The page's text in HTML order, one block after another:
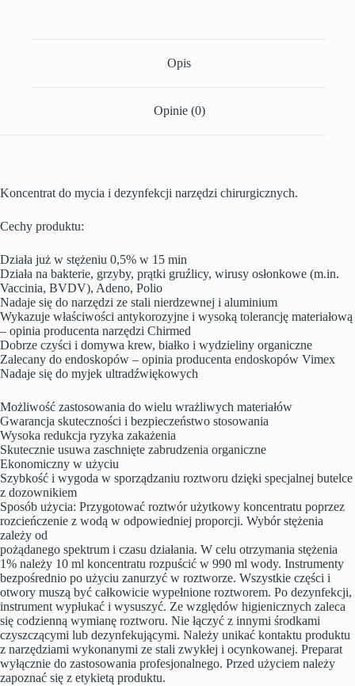
Opis
Opinie (0)
Koncentrat do mycia i dezynfekcji narzędzi chirurgicznych.
Cechy produktu:
Działa już w stężeniu 0,5% w 15 min
Działa na bakterie, grzyby, prątki gruźlicy, wirusy osłonkowe (m.in.
Vaccinia, BVDV), Adeno, Polio
Nadaje się do narzędzi ze stali nierdzewnej i aluminium
Wykazuje właściwości antykorozyjne i wysoką tolerancję materiałową
– opinia producenta narzędzi Chirmed
Dobrze czyści i domywa krew, białko i wydzieliny organiczne
Zalecany do endoskopów – opinia producenta endoskopów Vimex
Nadaje się do myjek ultradźwiękowych
Możliwość zastosowania do wielu wrażliwych materiałów
Gwarancja skuteczności i bezpieczeństwo stosowania
Wysoka redukcja ryzyka zakażenia
Skutecznie usuwa zaschnięte zabrudzenia organiczne
Ekonomiczny w użyciu
Szybkość i wygoda w sporządzaniu roztworu dzięki specjalnej butelce
z dozownikiem
Sposób użycia: Przygotować roztwór użytkowy koncentratu poprzez
rozcieńczenie z wodą w odpowiedniej proporcji. Wybór stężenia
zależy od
pożądanego spektrum i czasu działania. W celu otrzymania stężenia
1% należy 10 ml koncentratu rozpuścić w 990 ml wody. Instrumenty
bezpośrednio po użyciu zanurzyć w roztworze. Wszystkie części i
otwory muszą być całkowicie wypełnione roztworem. Po dezynfekcji,
instrument wypłukać i wysuszyć. Ze względów higienicznych zaleca
się codzienną wymianę roztworu. Nie łączyć z innymi środkami
czyszczącymi lub dezynfekującymi. Należy unikać kontaktu produktu
z narzędziami wykonanymi ze stali zwykłej i ocynkowanej. Preparat
wyłącznie do zastosowania profesjonalnego. Przed użyciem należy
zapoznać się z etykietą produktu.